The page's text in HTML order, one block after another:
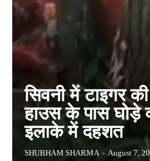
सिवनी में टाइगर
हाउस के पास घोड़े
इलाके में दहशत
SHUBHAM SHARMA - August 7,